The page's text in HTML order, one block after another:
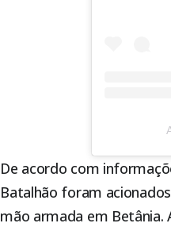
De acordo com
Batalhão foram
mão armada em